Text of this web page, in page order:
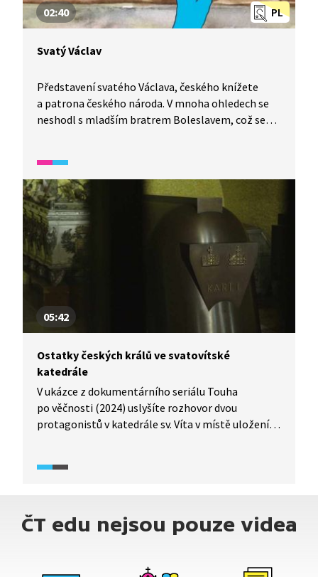
PL
02:40
Svatý Václav
Představení svatého Václava, českého knížete
a patrona českého národa. V mnoha ohledech se
neshodl s mladším bratrem Boleslavem, což se
05:42
Ostatky českých králů ve svatovítské
katedrále
V ukázce z dokumentárního seriálu Touha
po věčnosti (2024) uslyšíte rozhovor dvou
protagonistů v katedrále sv. Víta v místě uložení
o mumifikaci těla Přemysla Otakara II.
ČT edu nejsou pouze videa